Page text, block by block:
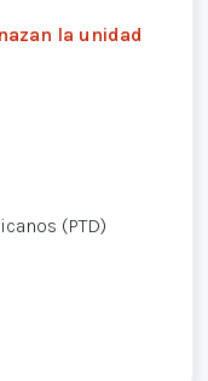
la unidad
(PTD)